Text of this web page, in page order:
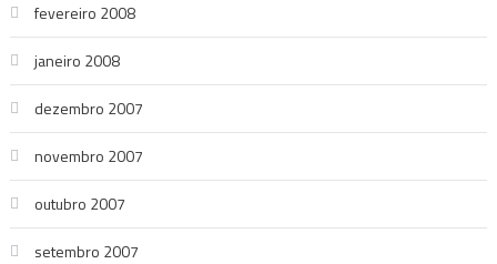
fevereiro 2008
janeiro 2008
dezembro 2007
novembro 2007
outubro 2007
setembro 2007